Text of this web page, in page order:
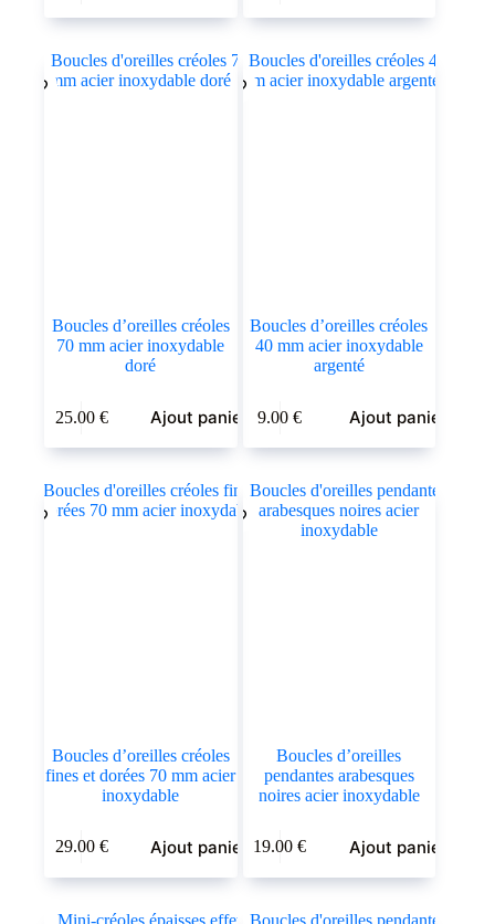
Boucles d’oreilles créoles
70 mm acier inoxydable
doré
25.00 € Ajout panier
Boucles d’oreilles créoles
40 mm acier inoxydable
argenté
9.00€ Ajout panier
Boucles d’oreilles créoles
fines et dorées 70 mm acier
inoxydable
29.00 € Ajout panier
Boucles d’oreilles
pendantes arabesques
noires acier inoxydable
19.00€ Ajout panier